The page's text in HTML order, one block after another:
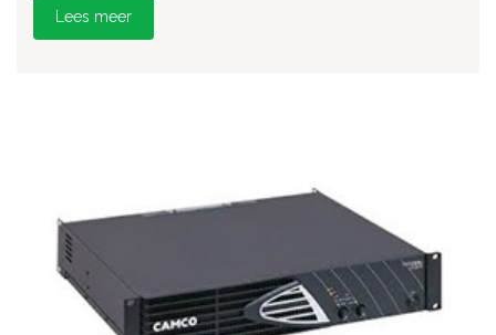
Lees meer